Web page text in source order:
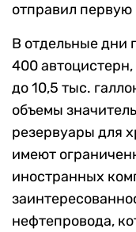
отправил первую
В отдельные дни
400
до 10,5 тыс.
объемы
резервуары для
имеют
иностранных
нефтепровода,